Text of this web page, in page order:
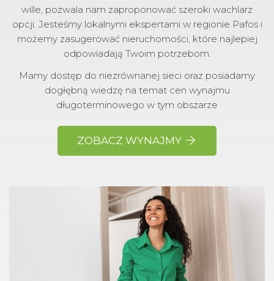
wille, pozwala nam zaproponować szeroki wachlarz
opcji. Jesteśmy lokalnymi ekspertami w regionie Pafos i
możemy zasugerować nieruchomości, które najlepiej
odpowiadają Twoim potrzebom.
Mamy dostęp do niezrównanej sieci oraz posiadamy
dogłębną wiedzę na temat cen wynajmu
długoterminowego w tym obszarze
ZOBACZ WYNAJMY